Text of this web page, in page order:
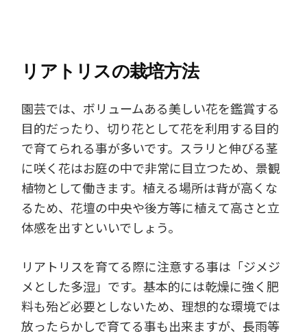
リアトリスの栽培方法
園芸では、ボリュームある美しい花を鑑賞する
目的だったり、切り花として花を利用する目的
で育てられる事が多いです。スラリと伸びる茎
に咲く花はお庭の中で非常に目立つため、景観
植物として働きます。植える場所は背が高くな
るため、花壇の中央や後方等に植えて高さと立
体感を出すといいでしょう。
リアトリスを育てる際に注意する事は「ジメジ
メとした多湿」です。基本的には乾燥に強く肥
料も殆ど必要としないため、理想的な環境では
放ったらかしで育てる事も出来ますが、長雨等